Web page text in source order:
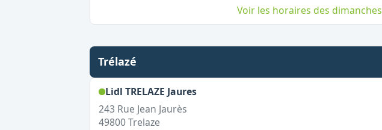
Voir les horaires des dimanches
Trélazé
Lidl TRELAZE Jaures,
243 Rue Jean Jaurès
49800 Trelaze